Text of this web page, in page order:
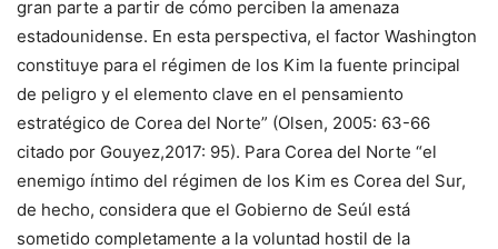
gran parte a partir de cómo perciben la amenaza
estadounidense. En esta perspectiva, el factor Washington
constituye para el régimen de los Kim la fuente principal
de peligro y el elemento clave en el pensamiento
estratégico de Corea del Norte” (Olsen, 2005: 63-66
citado por Gouyez,2017: 95). Para Corea del Norte “el
enemigo íntimo del régimen de los Kim es Corea del Sur,
de hecho, considera que el Gobierno de Seúl está
sometido completamente a la voluntad hostil de la